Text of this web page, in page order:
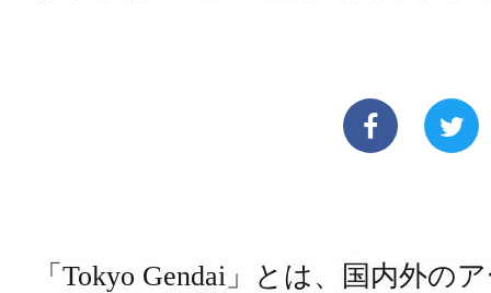
「Tokyo Gendai」とは、国内外の